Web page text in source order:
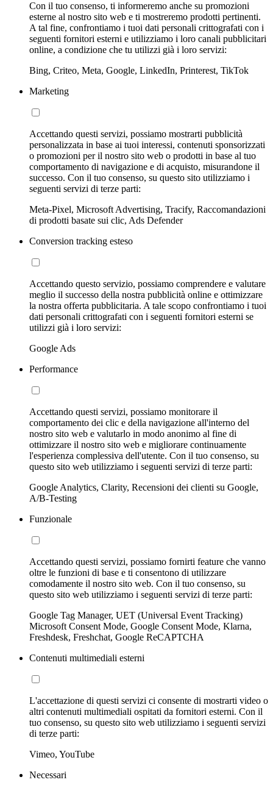
Con il tuo consenso, ti informeremo anche su promozioni
esterne al nostro sito web e ti mostreremo prodotti pertinenti.
A tal fine, confrontiamo i tuoi dati personali crittografati con i
seguenti fornitori esterni e utilizziamo i loro canali pubblicitari
online, a condizione che tu utilizzi già i loro servizi:
Bing, Criteo, Meta, Google, LinkedIn, Printerest, TikTok
Marketing
Accettando questi servizi, possiamo mostrarti pubblicità
personalizzata in base ai tuoi interessi, contenuti sponsorizzati
o promozioni per il nostro sito web o prodotti in base al tuo
comportamento di navigazione e di acquisto, misurandone il
successo. Con il tuo consenso, su questo sito utilizziamo i
seguenti servizi di terze parti:
Meta-Pixel, Microsoft Advertising, Tracify, Raccomandazioni
di prodotti basate sui clic, Ads Defender
Conversion tracking esteso
Accettando questo servizio, possiamo comprendere e valutare
meglio il successo della nostra pubblicità online e ottimizzare
la nostra offerta pubblicitaria. A tale scopo confrontiamo i tuoi
dati personali crittografati con i seguenti fornitori esterni se
utilizzi già i loro servizi:
Google Ads
Performance
Accettando questi servizi, possiamo monitorare il
comportamento dei clic e della navigazione all'interno del
nostro sito web e valutarlo in modo anonimo al fine di
ottimizzare il nostro sito web e migliorare continuamente
l'esperienza complessiva dell'utente. Con il tuo consenso, su
questo sito web utilizziamo i seguenti servizi di terze parti:
Google Analytics, Clarity, Recensioni dei clienti su Google,
A/B-Testing
Funzionale
Accettando questi servizi, possiamo fornirti feature che vanno
oltre le funzioni di base e ti consentono di utilizzare
comodamente il nostro sito web. Con il tuo consenso, su
questo sito web utilizziamo i seguenti servizi di terze parti:
Google Tag Manager, UET (Universal Event Tracking)
Microsoft Consent Mode, Google Consent Mode, Klarna,
Freshdesk, Freshchat, Google ReCAPTCHA
Contenuti multimediali esterni
L'accettazione di questi servizi ci consente di mostrarti video o
altri contenuti multimediali ospitati da fornitori esterni. Con il
tuo consenso, su questo sito web utilizziamo i seguenti servizi
di terze parti:
Vimeo, YouTube
Necessari